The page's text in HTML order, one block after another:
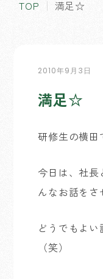
TOP 満足☆
2010年9月3日
満足☆
研修生の横田
今日は、社長
んなお話をさ
どうでもよ
（笑）